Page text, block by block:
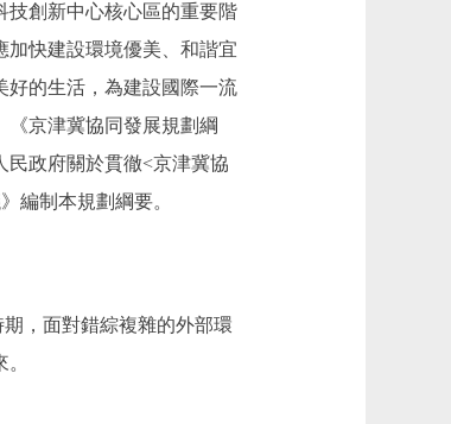
技創新中心核心區的重要階
快建設環境優美、和諧宜
好的生活，為建設國際一流
京津冀協同發展規劃綱
政府關於貫徹<京津冀協
編制本規劃綱要。
，面對錯綜複雜的外部環